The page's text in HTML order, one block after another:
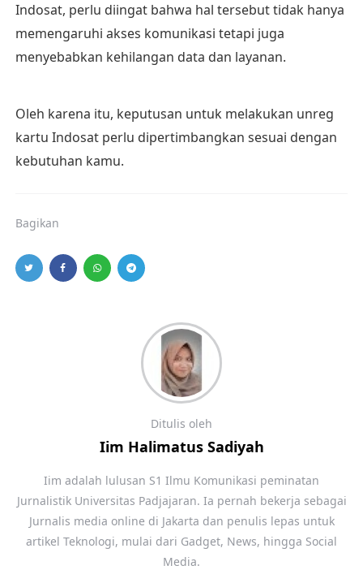
Indosat, perlu diingat bahwa hal tersebut tidak hanya
memengaruhi akses komunikasi tetapi juga
menyebabkan kehilangan data dan layanan.
Oleh karena itu, keputusan untuk melakukan unreg
kartu Indosat perlu dipertimbangkan sesuai dengan
kebutuhan kamu.
Bagikan
Ditulis oleh
Iim Halimatus Sadiyah
Iim adalah lulusan S1 Ilmu Komunikasi peminatan
Jurnalistik Universitas Padjajaran. Ia pernah bekerja sebagai
Jurnalis media online di Jakarta dan penulis lepas untuk
artikel Teknologi, mulai dari Gadget, News, hingga Social
Media.